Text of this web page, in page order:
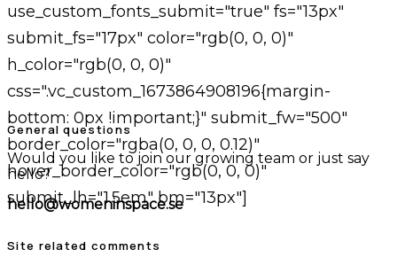
use_custom_fonts_submit="true" fs="13px"
submit_fs="17px" color="rgb(0, 0, 0)"
h_color="rgb(0, 0, 0)"
css=".vc_custom_1673864908196{margin-
bottom: 0px !important;}" submit_fw="500"
border_color="rgba(0, 0, 0, 0.12)"
hover_border_color="rgb(0, 0, 0)"
submit_lh="1.5em" bm="13px"]
General questions
Would you like to join our growing team or just say
hello?
hello@womeninspace.se
Site related comments